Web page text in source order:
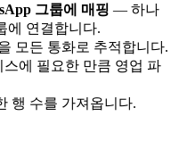
그룹에 매핑 — 하나
에 연결합니다.
모든 통화로 추적합니다.
에 필요한 만큼 영업 파
행 수를 가져옵니다.